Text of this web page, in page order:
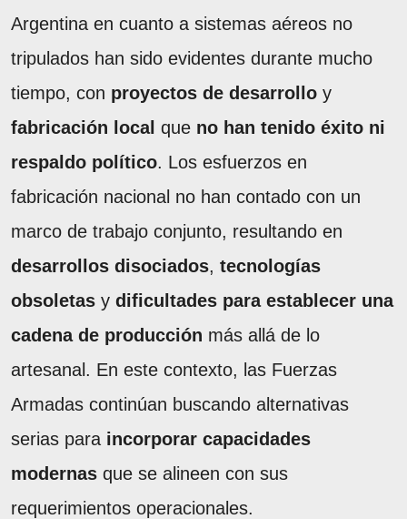
Argentina en cuanto a sistemas aéreos no
tripulados han sido evidentes durante mucho
tiempo, con proyectos de desarrollo y
fabricación local que no han tenido éxito ni
respaldo político. Los esfuerzos en
fabricación nacional no han contado con un
marco de trabajo conjunto, resultando en
desarrollos disociados, tecnologías
obsoletas y dificultades para establecer una
cadena de producción más allá de lo
artesanal. En este contexto, las Fuerzas
Armadas continúan buscando alternativas
serias para incorporar capacidades
modernas que se alineen con sus
requerimientos operacionales.